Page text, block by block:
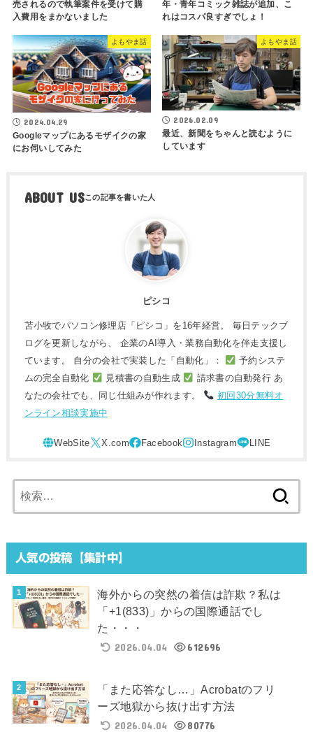
売されるので執筆案件を受けて購
入費用をまかないました
年・青年コミック雑誌が追加、こ
れはコスパ良すぎでしょ！
よもやま話
2024.04.29
Googleマップにあるモザイクの家
にお伺いしてみた
よもやま話
2026.02.09
最近、新聞をちゃんと読むように
しています
ABOUT US
ピシコ
苫小牧でパソコン修理店「ピシコ」を16年経営。 毎日テックブ
ログを更新しながら、 企業のAI導入・業務自動化を伴走支援し
ています。 自分の会社で実装した「自動化」：
予約システ
ムの完全自動化
見積書の自動生成
請求書の自動発行 あ
なたの会社でも、同じ仕組みが作れます。
初回30分無料オ
ンライン相談実施中
索:
人気の投稿【集計中】
海外からの突然の着信は詐欺？私は
「+1(833)」からの国際通話でし
た・・・
2026.04.04
612696
「また応答なし…」Acrobatのフリ
ーズ地獄から抜け出す方法
2026.04.04
80776